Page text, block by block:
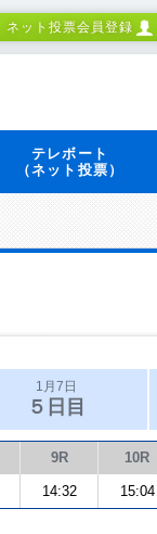
ネット投票会員登録
テレボート
（ネット投票）
1月7日
５日目
9R 10R
14:32 15:04